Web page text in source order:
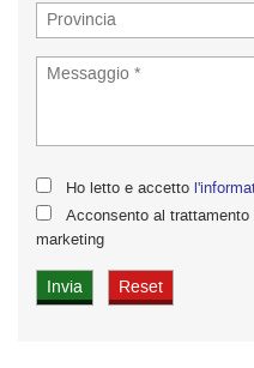
Ho letto e accetto
Acconsento al
marketing